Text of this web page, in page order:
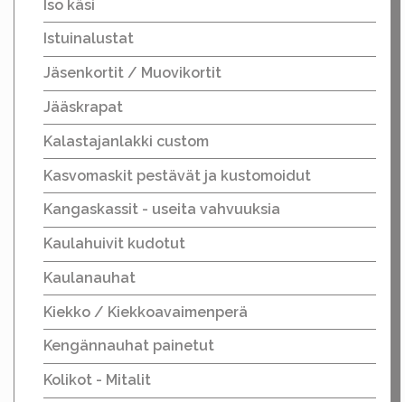
Iso käsi
Istuinalustat
Jäsenkortit / Muovikortit
Jääskrapat
Kalastajanlakki custom
Kasvomaskit pestävät ja kustomoidut
Kangaskassit - useita vahvuuksia
Kaulahuivit kudotut
Kaulanauhat
Kiekko / Kiekkoavaimenperä
Kengännauhat painetut
Kolikot - Mitalit